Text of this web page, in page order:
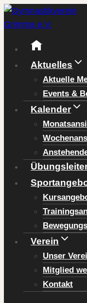
Zum
Inhalt
springen
Aktuelles
Aktuelle
Events &
Kalender
Verein
Unser
Mitglied
Kontakt